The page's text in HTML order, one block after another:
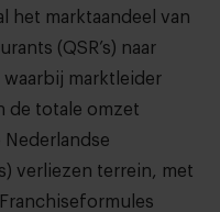
het marktaandeel van
(QSR’s) naar
marktleider
de totale omzet
verliezen terrein, met